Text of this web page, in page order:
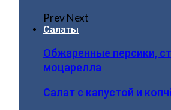
PrevNext
Салаты
Обжаренные персики,
моцарелла
Салат с капустой и